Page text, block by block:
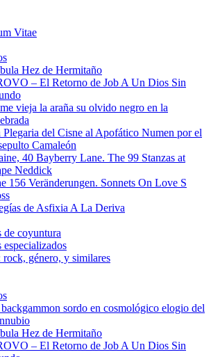
Vitae​
Hez de Hermitaño
– El Retorno de Job A Un Dios Sin
vieja la araña su olvido negro en la
Plegaria del Cisne al Apofático Numen por el
Camaleón
40 Bayberry Lane. The 99 Stanzas at
Neddick
156 Veränderungen. Sonnets On Love S
de Asfixia A La Deriva
de coyuntura
rock, género, y similares
sordo en cosmológico elogio del
Hez de Hermitaño
– El Retorno de Job A Un Dios Sin